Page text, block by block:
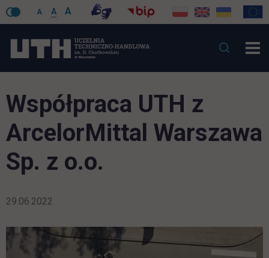
A A A
Współpraca UTH z
ArcelorMittal Warszawa
Sp. z o.o.
29.06.2022